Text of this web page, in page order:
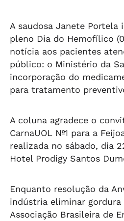
A saudosa Janete Portela
pleno Dia do Hemofílico
notícia aos pacientes
público: o Ministério da
incorporação do
para tratamento
A coluna agradece o
CarnaUOL Nº1 para a
realizada no sábado, dia
Hotel Prodigy Santos
Enquanto resolução da
indústria eliminar
Associação Brasileira de